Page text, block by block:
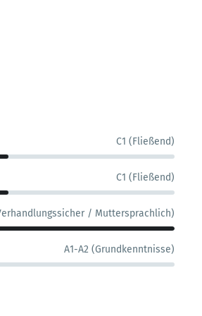
C1 (Fließend)
C1 (Fließend)
/ Muttersprachlich)
A1-A2 (Grundkenntnisse)